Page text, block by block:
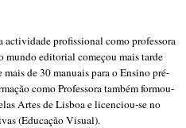
actividade profissional como professora
mundo editorial começou mais tarde
de 30 manuais para o Ensino pré-
como Professora também formou-
Artes de Lisboa e licenciou-se no
(Educação Visual).